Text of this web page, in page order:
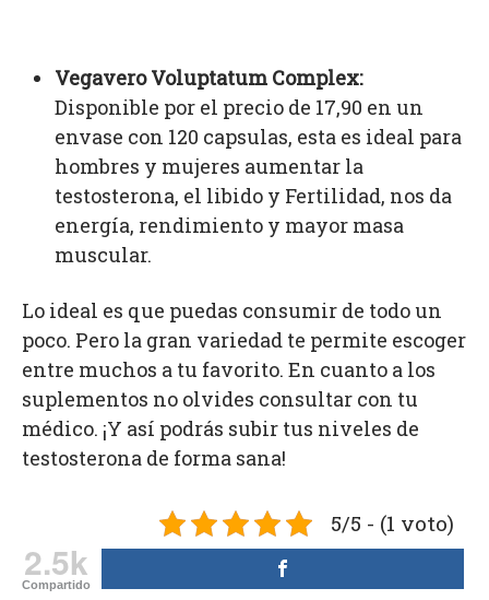
Vegavero Voluptatum Complex:
Disponible por el precio de 17,90 en un
envase con 120 capsulas, esta es ideal para
hombres y mujeres aumentar la
testosterona, el libido y Fertilidad, nos da
energía, rendimiento y mayor masa
muscular.
Lo ideal es que puedas consumir de todo un
poco. Pero la gran variedad te permite escoger
entre muchos a tu favorito. En cuanto a los
suplementos no olvides consultar con tu
médico. ¡Y así podrás subir tus niveles de
testosterona de forma sana!
5/5 - (1 voto)
2.5k
Compartido